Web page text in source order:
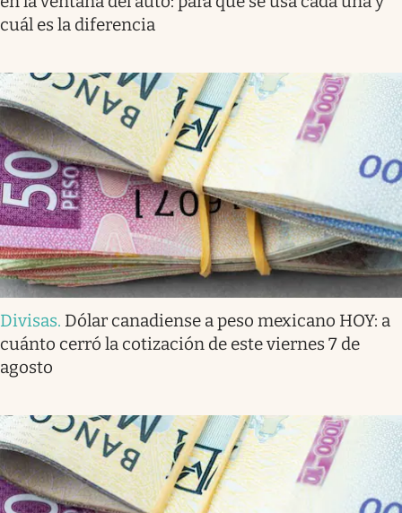
cuál es la diferencia
Divisas. Dólar canadiense a peso mexicano HOY: a
cuánto cerró la cotización de este viernes 7 de
agosto